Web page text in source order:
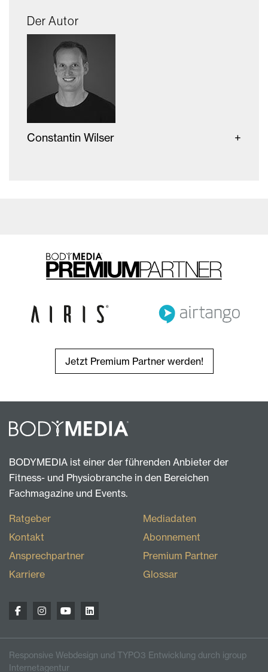
Der Autor
Constantin Wilser
Jetzt Premium Partner werden!
BODYMEDIA ist einer der führenden Anbieter der
Fitness- und Physiobranche in den Bereichen
Fachmagazine und Events.
Ratgeber
Kontakt
Ansprechpartner
Karriere
Mediadaten
Abonnement
Premium Partner
Glossar
Responsive Webdesign und TYPO3 Entwicklung durch igroup
Internetagentur